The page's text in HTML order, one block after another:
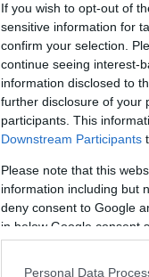
If you wish to opt-out of
sensitive information for
confirm your selection.
continue seeing interest-
information disclosed to
further disclosure of your
participants. This
Downstream Participants
Please note that this
information including but
deny consent to Google
in below Google consent
Personal Data